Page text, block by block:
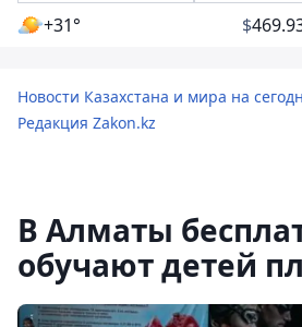
+31° $
Новости Казахстана и мира на
Редакция Zakon.kz
В Алматы
обучают детей